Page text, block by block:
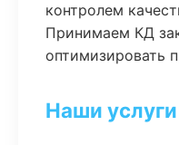
контролем
Принимаем КД
оптимизировать
Наши услуги